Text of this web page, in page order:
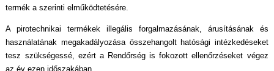
termék a szerinti elműködtetésére.
A pirotechnikai termékek illegális forgalmazásának, árusításának és
használatának megakadályozása összehangolt hatósági intézkedéseket
tesz szükségessé, ezért a Rendőrség is fokozott ellenőrzéseket végez
az év ezen időszakában.